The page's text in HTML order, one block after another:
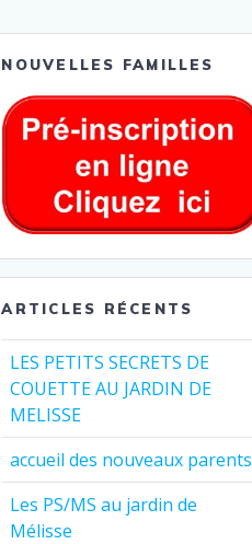
NOUVELLES FAMILLES
ARTICLES RÉCENTS
LES PETITS SECRETS DE
COUETTE AU JARDIN DE
MELISSE
accueil des nouveaux parents
Les PS/MS au jardin de
Mélisse